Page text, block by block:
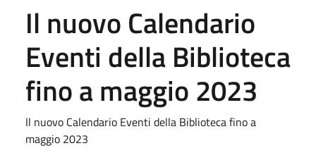
Il nuovo Calendario
Eventi della Biblioteca
fino a maggio 2023
Il nuovo Calendario Eventi della Biblioteca fino a
maggio 2023